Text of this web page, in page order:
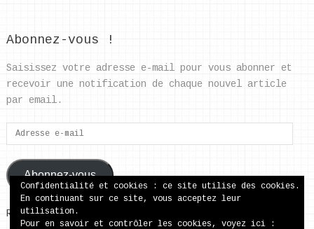
Abonnez-vous !
Saisissez votre adresse e-mail pour vous abonner et
recevoir une notification de chaque nouvel article
par email.
Adresse
e-
mail
Abonnez-vous
Rejoignez les 37 autres abonnés
Confidentialité et cookies : ce site utilise des cookies.
En continuant sur ce site, vous acceptez leur
utilisation.
Pour en savoir et contrôler les cookies, voyez ici :